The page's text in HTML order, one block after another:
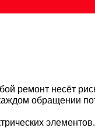
ремонт несёт
обращении